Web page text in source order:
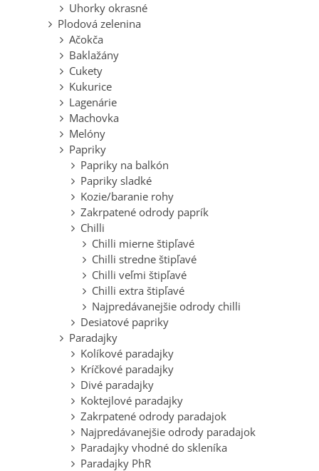
Uhorky okrasné
Plodová zelenina
Ačokča
Baklažány
Cukety
Kukurice
Lagenárie
Machovka
Melóny
Papriky
Papriky na balkón
Papriky sladké
Kozie/baranie rohy
Zakrpatené odrody paprík
Chilli
Chilli mierne štipľavé
Chilli stredne štipľavé
Chilli veľmi štipľavé
Chilli extra štipľavé
Najpredávanejšie odrody chilli
Desiatové papriky
Paradajky
Kolíkové paradajky
Kríčkové paradajky
Divé paradajky
Koktejlové paradajky
Zakrpatené odrody paradajok
Najpredávanejšie odrody paradajok
Paradajky vhodné do skleníka
Paradajky PhR